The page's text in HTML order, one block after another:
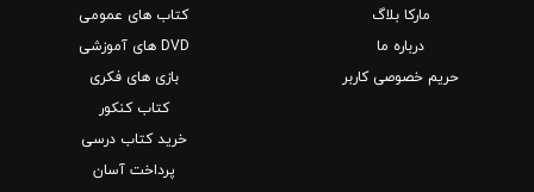
مارکا بلاگ
درباره ما
حریم خصوصی کاربر
کتاب های عمومی
DVD های آموزشی
بازی های فکری
کتاب کنکور
خرید کتاب درسی
پرداخت آسان